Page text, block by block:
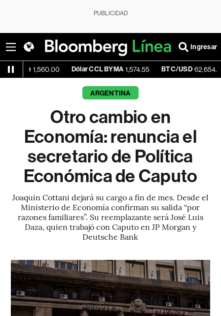
PUBLICIDAD
Ingresar
1,560.00 Dólar CCL BYMA 1,574.55 BTC/USD 62,654.90 -
ARGENTINA
Otro cambio en
Economía: renuncia el
secretario de Política
Económica de Caputo
Joaquín Cottani dejará su cargo a fin de mes. Desde el
Ministerio de Economía confirman su salida “por
razones familiares”. Su reemplazante será José Luis
Daza, quien trabajó con Caputo en JP Morgan y
Deutsche Bank